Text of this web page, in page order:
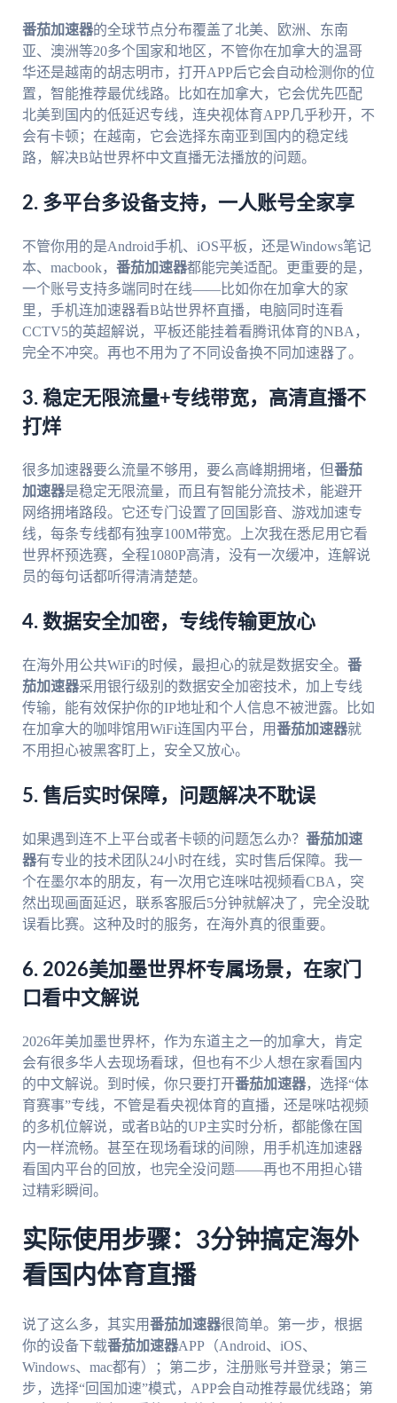
番茄加速器的全球节点分布覆盖了北美、欧洲、东南
亚、澳洲等20多个国家和地区，不管你在加拿大的温哥
华还是越南的胡志明市，打开APP后它会自动检测你的位
置，智能推荐最优线路。比如在加拿大，它会优先匹配
北美到国内的低延迟专线，连央视体育APP几乎秒开，不
会有卡顿；在越南，它会选择东南亚到国内的稳定线
路，解决B站世界杯中文直播无法播放的问题。
2. 多平台多设备支持，一人账号全家享
不管你用的是Android手机、iOS平板，还是Windows笔记
本、macbook， 番茄加速器都能完美适配。更重要的是，
一个账号支持多端同时在线——比如你在加拿大的家
里，手机连加速器看B站世界杯直播，电脑同时连看
CCTV5的英超解说，平板还能挂着看腾讯体育的NBA，
完全不冲突。再也不用为了不同设备换不同加速器了。
3. 稳定无限流量+专线带宽，高清直播不
打烊
很多加速器要么流量不够用，要么高峰期拥堵，但番茄
加速器是稳定无限流量，而且有智能分流技术，能避开
网络拥堵路段。它还专门设置了回国影音、游戏加速专
线，每条专线都有独享100M带宽。上次我在悉尼用它看
世界杯预选赛，全程1080P高清，没有一次缓冲，连解说
员的每句话都听得清清楚楚。
4. 数据安全加密，专线传输更放心
在海外用公共WiFi的时候，最担心的就是数据安全。 番
茄加速器采用银行级别的数据安全加密技术，加上专线
传输，能有效保护你的IP地址和个人信息不被泄露。比如
在加拿大的咖啡馆用WiFi连国内平台，用番茄加速器就
不用担心被黑客盯上，安全又放心。
5. 售后实时保障，问题解决不耽误
如果遇到连不上平台或者卡顿的问题怎么办？ 番茄加速
器有专业的技术团队24小时在线，实时售后保障。我一
个在墨尔本的朋友，有一次用它连咪咕视频看CBA，突
然出现画面延迟，联系客服后5分钟就解决了，完全没耽
误看比赛。这种及时的服务，在海外真的很重要。
6. 2026美加墨世界杯专属场景，在家门
口看中文解说
2026年美加墨世界杯，作为东道主之一的加拿大，肯定
会有很多华人去现场看球，但也有不少人想在家看国内
的中文解说。到时候，你只要打开番茄加速器，选择“体
育赛事”专线，不管是看央视体育的直播，还是咪咕视频
的多机位解说，或者B站的UP主实时分析，都能像在国
内一样流畅。甚至在现场看球的间隙，用手机连加速器
看国内平台的回放，也完全没问题——再也不用担心错
过精彩瞬间。
实际使用步骤：3分钟搞定海外
看国内体育直播
说了这么多，其实用番茄加速器很简单。第一步，根据
你的设备下载番茄加速器APP（Android、iOS、
Windows、mac都有）；第二步，注册账号并登录；第三
步，选择“回国加速”模式，APP会自动推荐最优线路；第